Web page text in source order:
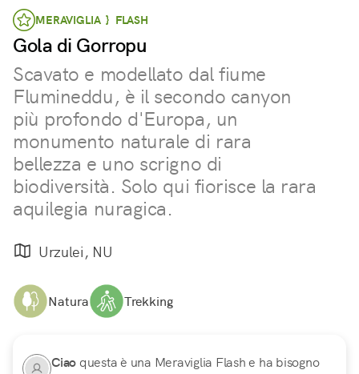
MERAVIGLIA } FLASH
Gola di Gorropu
Scavato e modellato dal fiume
Flumineddu, è il secondo canyon
più profondo d'Europa, un
monumento naturale di rara
bellezza e uno scrigno di
biodiversità. Solo qui fiorisce la rara
aquilegia nuragica.
Urzulei, NU
Natura Trekking
Ciao questa è una Meraviglia Flash e ha bisogno